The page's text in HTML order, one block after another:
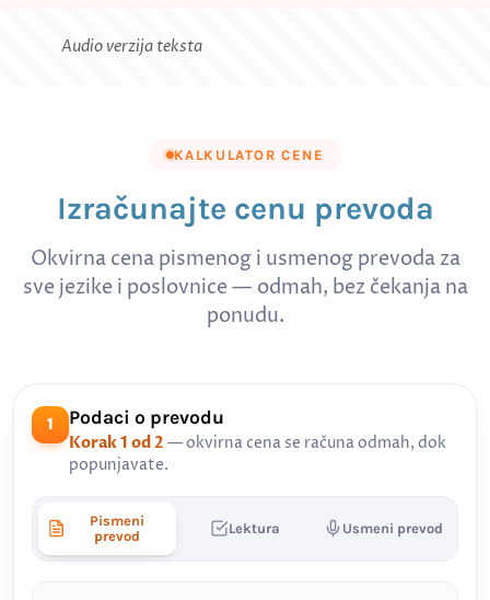
Audio verzija teksta
KALKULATOR CENE
Izračunajte cenu prevoda
Okvirna cena pismenog i usmenog prevoda za
sve jezike i poslovnice — odmah, bez čekanja na
ponudu.
1 Podaci o prevodu
Korak 1 od 2 — okvirna cena se računa odmah, dok
popunjavate.
Pismeni
prevod
Lektura Usmeni prevod